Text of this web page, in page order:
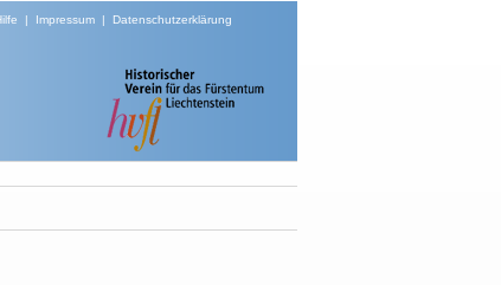
| Impressum| Datenschutzerklärung